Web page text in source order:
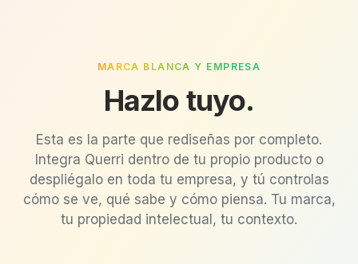
MARCA BLANCA Y EMPRESA
Hazlo tuyo.
Esta es la parte que rediseñas por completo.
Integra Querri dentro de tu propio producto o
despliégalo en toda tu empresa, y tú controlas
cómo se ve, qué sabe y cómo piensa. Tu marca,
tu propiedad intelectual, tu contexto.